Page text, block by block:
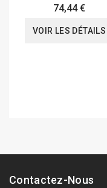
74,44 €
VOIR LES DÉTAILS
Contactez-Nous